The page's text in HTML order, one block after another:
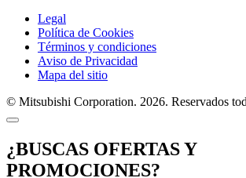
Legal
Política de Cookies
Términos y condiciones
Aviso de Privacidad
Mapa del sitio
© Mitsubishi Corporation. 2026. Reservados
¿BUSCAS OFERTAS Y
PROMOCIONES?